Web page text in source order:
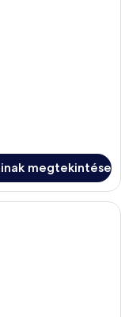
megtekintése
megterített ágy,